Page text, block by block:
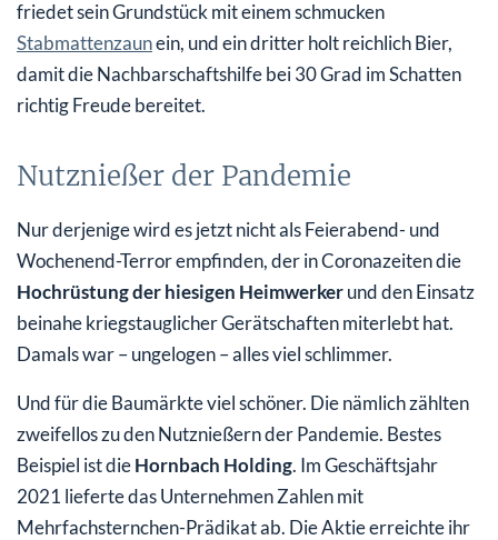
friedet sein Grundstück mit einem schmucken
Stabmattenzaunein, und ein dritter holt reichlich Bier,
damit die Nachbarschaftshilfe bei 30 Grad im Schatten
richtig Freude bereitet.
Nutznießer der Pandemie
Nur derjenige wird es jetzt nicht als Feierabend- und
Wochenend-Terror empfinden, der in Coronazeiten die
Hochrüstung der hiesigen Heimwerkerund den Einsatz
beinahe kriegstauglicher Gerätschaften miterlebt hat.
Damals war – ungelogen – alles viel schlimmer.
Und für die Baumärkte viel schöner. Die nämlich zählten
zweifellos zu den Nutznießern der Pandemie. Bestes
Beispiel ist dieHornbach Holding. Im Geschäftsjahr
2021 lieferte das Unternehmen Zahlen mit
Mehrfachsternchen-Prädikat ab. Die Aktie erreichte ihr